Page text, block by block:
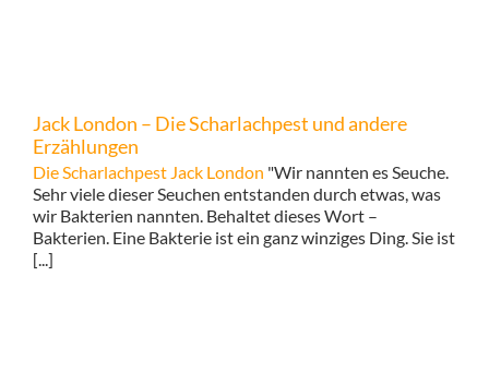
Jack London – Die Scharlachpest und andere
Erzählungen
Die Scharlachpest Jack London "Wir nannten es Seuche.
Sehr viele dieser Seuchen entstanden durch etwas, was
wir Bakterien nannten. Behaltet dieses Wort –
Bakterien. Eine Bakterie ist ein ganz winziges Ding. Sie ist
[...]